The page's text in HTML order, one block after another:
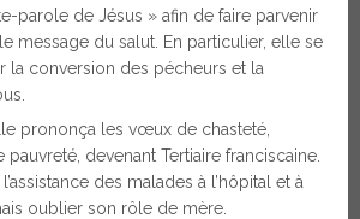
parole de Jésus » afin de faire parvenir
message du salut. En particulier, elle se
la conversion des pécheurs et la
prononça les vœux de chasteté,
pauvreté, devenant Tertiaire franciscaine.
des malades à l’hôpital et à
oublier son rôle de mère.